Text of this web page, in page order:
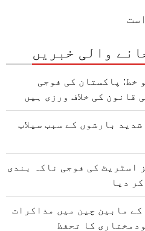
والی خبریں
خط: پاکستان کی فوجی
قانون کی خلاف ورزی ہیں
بارشوں کے سبب سیلاب
اسٹریٹ کی فوجی ناکہ بندی
دیا
مابین چین میں مذاکرات
کا تحفظ